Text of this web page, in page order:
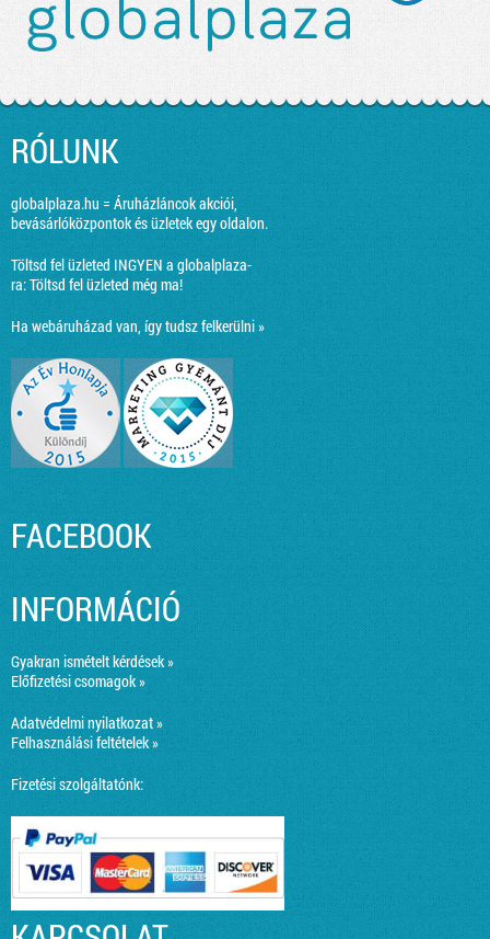
RÓLUNK
globalplaza.hu = Áruházláncok akciói,
bevásárlóközpontok és üzletek egy oldalon.
Töltsd fel üzleted INGYEN a globalplaza-
ra:Töltsd fel üzleted még ma!
Ha webáruházad van, így tudsz felkerülni »
FACEBOOK
INFORMÁCIÓ
Gyakran ismételt kérdések »
Előfizetési csomagok »
Adatvédelmi nyilatkozat »
Felhasználási feltételek »
Fizetési szolgáltatónk: